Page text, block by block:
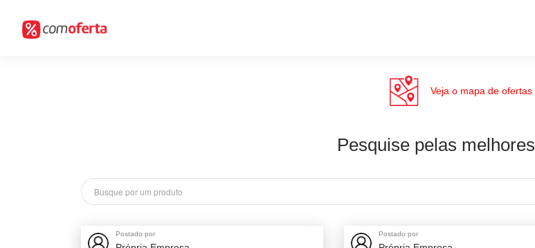
Veja o mapa de ofertas
Pesquise pelas melhores
Postado por Postado por